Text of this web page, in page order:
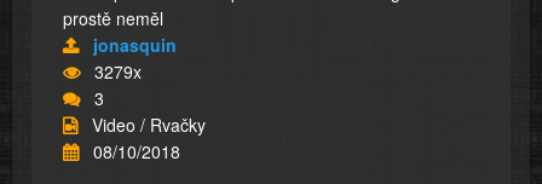
prostě neměl
jonasquin
3279x
3
Video / Rvačky
08/10/2018